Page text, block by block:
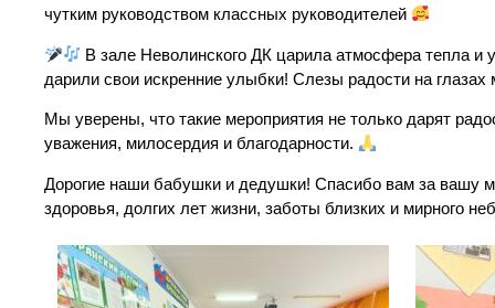
чутким руководством классных руководителей
В зале Неволинского ДК царила атмосфера тепла и
дарили свои искренние улыбки! Слезы радости на
Мы уверены, что такие мероприятия не только дарят
уважения, милосердия и благодарности.
Дорогие наши бабушки и дедушки! Спасибо вам за вашу
здоровья, долгих лет жизни, заботы близких и мирного